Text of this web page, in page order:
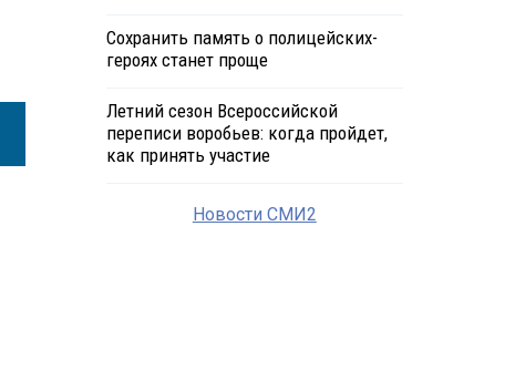
Сохранить память о полицейских-
героях станет проще
Летний сезон Всероссийской
переписи воробьев: когда пройдет,
как принять участие
Новости СМИ2